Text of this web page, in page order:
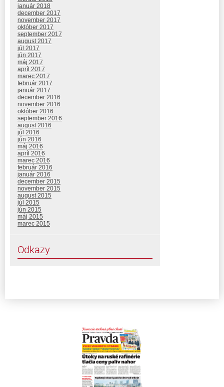
január 2018
december 2017
november 2017
október 2017
september 2017
august 2017
júl 2017
jún 2017
máj 2017
apríl 2017
marec 2017
február 2017
január 2017
december 2016
november 2016
október 2016
september 2016
august 2016
júl 2016
jún 2016
máj 2016
apríl 2016
marec 2016
február 2016
január 2016
december 2015
november 2015
august 2015
júl 2015
jún 2015
máj 2015
marec 2015
Odkazy